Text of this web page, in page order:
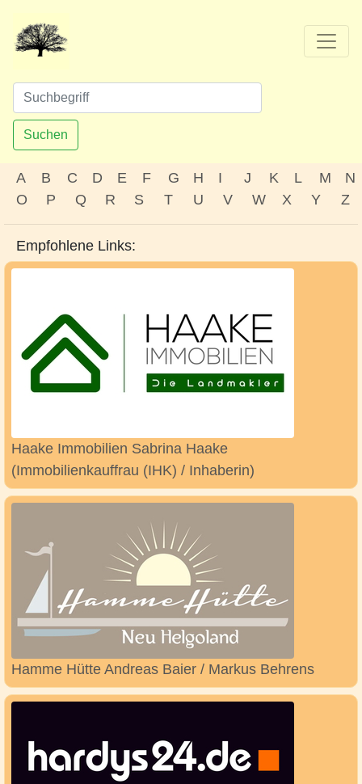
Suchen
A B C D E F G H I J K L M
N
O
P Q R S T U V W X Y Z
Empfohlene Links:
Haake Immobilien Sabrina Haake
(Immobilienkauffrau (IHK) / Inhaberin)
Hamme Hütte Andreas Baier / Markus Behrens